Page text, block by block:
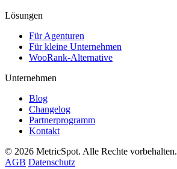
Lösungen
Für Agenturen
Für kleine Unternehmen
WooRank-Alternative
Unternehmen
Blog
Changelog
Partnerprogramm
Kontakt
© 2026 MetricSpot. Alle Rechte vorbehalten.
AGB Datenschutz